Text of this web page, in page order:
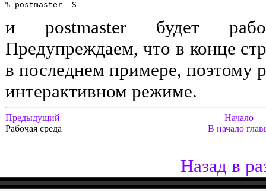
иpostmaster будет
Предупреждаем, что в конце
в последнем примере, поэтому
интерактивном режиме.
Предыдущий
Начало
Рабочая среда
В начало
Назад в